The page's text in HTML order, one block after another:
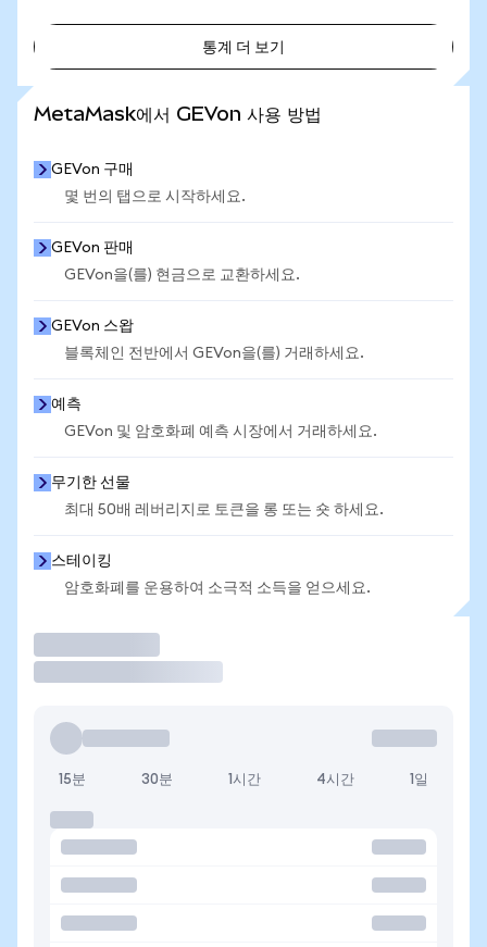
통계 더 보기
MetaMask에서 GEVon 사용 방법
GEVon 구매
몇 번의 탭으로 시작하세요.
GEVon 판매
GEVon을(를) 현금으로 교환하세요.
GEVon 스왑
블록체인 전반에서 GEVon을(를) 거래하세요.
예측
GEVon 및 암호화폐 예측 시장에서 거래하세요.
무기한 선물
최대 50배 레버리지로 토큰을 롱 또는 숏 하세요.
스테이킹
암호화폐를 운용하여 소극적 소득을 얻으세요.
15분 30분 1시간 4시간 1일